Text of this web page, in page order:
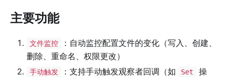
主要功能
文件监控
：自动监控配置文件的变化（写入、创建、
删除、重命名、权限更改）
手动触发 ：支持手动触发观察者回调（如 Set
操